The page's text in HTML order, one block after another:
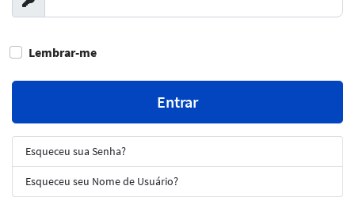
Exibir
Lembrar-me
Entrar
Esqueceu sua Senha?
Esqueceu seu Nome de Usuário?